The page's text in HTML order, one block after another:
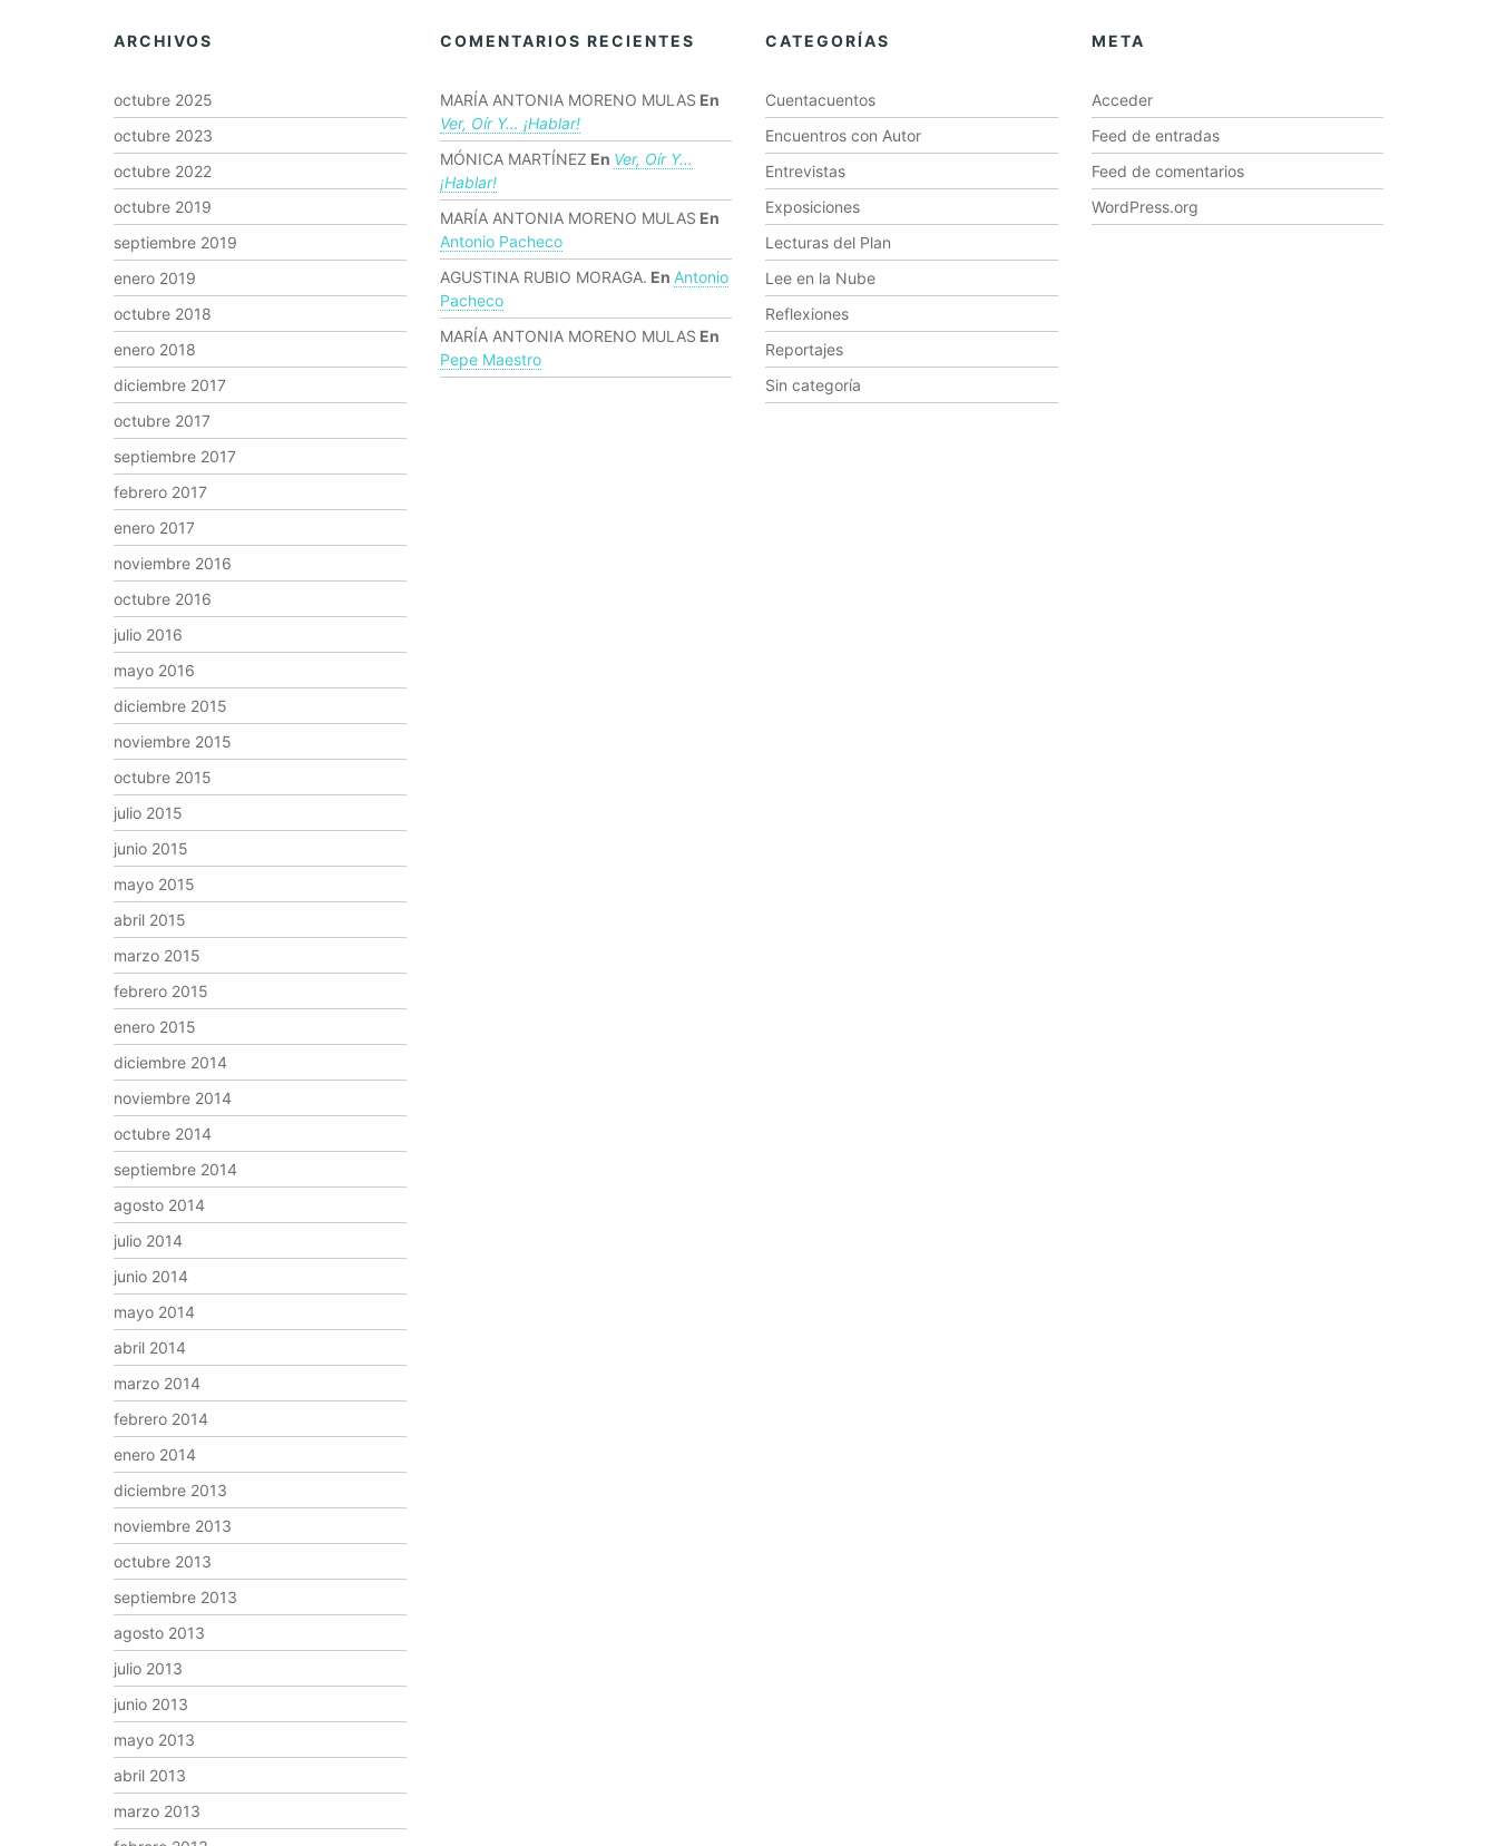
ARCHIVOS
octubre 2025
octubre 2023
octubre 2022
octubre 2019
septiembre 2019
enero 2019
octubre 2018
enero 2018
diciembre 2017
octubre 2017
septiembre 2017
febrero 2017
enero 2017
noviembre 2016
octubre 2016
julio 2016
mayo 2016
diciembre 2015
noviembre 2015
octubre 2015
julio 2015
junio 2015
mayo 2015
abril 2015
marzo 2015
febrero 2015
enero 2015
diciembre 2014
noviembre 2014
octubre 2014
septiembre 2014
agosto 2014
julio 2014
junio 2014
mayo 2014
abril 2014
marzo 2014
febrero 2014
enero 2014
diciembre 2013
noviembre 2013
octubre 2013
septiembre 2013
agosto 2013
julio 2013
junio 2013
mayo 2013
abril 2013
marzo 2013
COMENTARIOS RECIENTES
MARÍA ANTONIA MORENO MULAS En
Ver, Oír Y… ¡hablar!
MÓNICA MARTÍNEZ En Ver, Oír Y…
¡hablar!
MARÍA ANTONIA MORENO MULAS En
Antonio Pacheco
AGUSTINA RUBIO MORAGA. En Antonio
Pacheco
MARÍA ANTONIA MORENO MULAS En
Pepe Maestro
CATEGORÍAS
Cuentacuentos
Encuentros con Autor
Entrevistas
Exposiciones
Lecturas del Plan
Lee en la Nube
Reflexiones
Reportajes
Sin categoría
META
Acceder
Feed de entradas
Feed de comentarios
WordPress.org